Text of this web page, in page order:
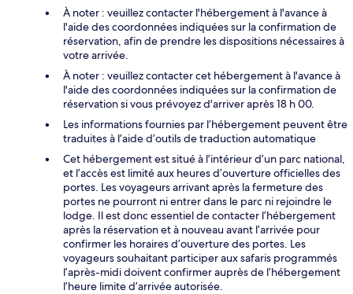
À noter : veuillez contacter l'hébergement à l'avance à
l'aide des coordonnées indiquées sur la confirmation de
réservation, afin de prendre les dispositions nécessaires à
votre arrivée.
À noter : veuillez contacter cet hébergement à l'avance à
l'aide des coordonnées indiquées sur la confirmation de
réservation si vous prévoyez d'arriver après 18 h 00.
Les informations fournies par l’hébergement peuvent être
traduites à l’aide d’outils de traduction automatique
Cet hébergement est situé à l’intérieur d’un parc national,
et l’accès est limité aux heures d’ouverture officielles des
portes. Les voyageurs arrivant après la fermeture des
portes ne pourront ni entrer dans le parc ni rejoindre le
lodge. Il est donc essentiel de contacter l’hébergement
après la réservation et à nouveau avant l’arrivée pour
confirmer les horaires d’ouverture des portes. Les
voyageurs souhaitant participer aux safaris programmés
l’après-midi doivent confirmer auprès de l’hébergement
l’heure limite d’arrivée autorisée.